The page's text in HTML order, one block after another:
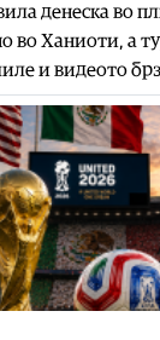
денеска во
во Ханиоти, а
и видеото